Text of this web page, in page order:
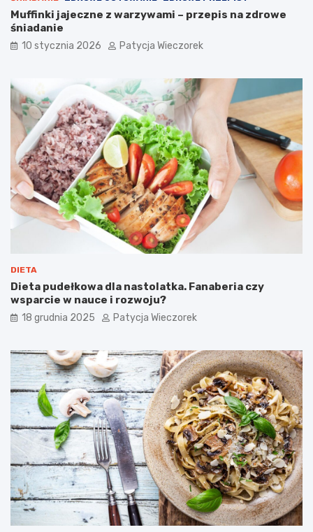
Muffinki jajeczne z warzywami – przepis na zdrowe
śniadanie
10 stycznia 2026 Patycja Wieczorek
DIETA
Dieta pudełkowa dla nastolatka. Fanaberia czy
wsparcie w nauce i rozwoju?
18 grudnia 2025 Patycja Wieczorek